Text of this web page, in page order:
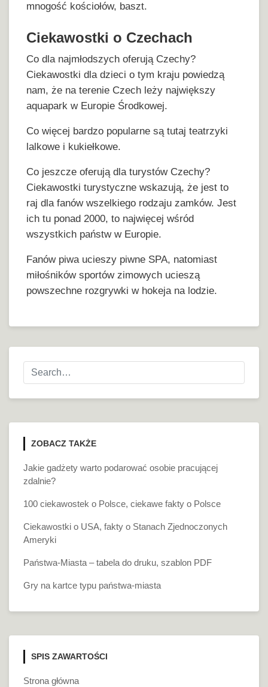
mnogość kościołów, baszt.
Ciekawostki o Czechach
Co dla najmłodszych oferują Czechy?
Ciekawostki dla dzieci o tym kraju powiedzą
nam, że na terenie Czech leży największy
aquapark w Europie Środkowej.
Co więcej bardzo popularne są tutaj teatrzyki
lalkowe i kukiełkowe.
Co jeszcze oferują dla turystów Czechy?
Ciekawostki turystyczne wskazują, że jest to
raj dla fanów wszelkiego rodzaju zamków. Jest
ich tu ponad 2000, to najwięcej wśród
wszystkich państw w Europie.
Fanów piwa ucieszy piwne SPA, natomiast
miłośników sportów zimowych ucieszą
powszechne rozgrywki w hokeja na lodzie.
ZOBACZ TAKŻE
Jakie gadżety warto podarować osobie pracującej
zdalnie?
100 ciekawostek o Polsce, ciekawe fakty o Polsce
Ciekawostki o USA, fakty o Stanach Zjednoczonych
Ameryki
Państwa-Miasta – tabela do druku, szablon PDF
Gry na kartce typu państwa-miasta
SPIS ZAWARTOŚCI
Strona główna